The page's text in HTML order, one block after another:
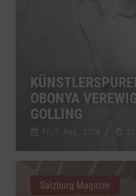
OBONYA
GOLLING
Salzburg Magazin